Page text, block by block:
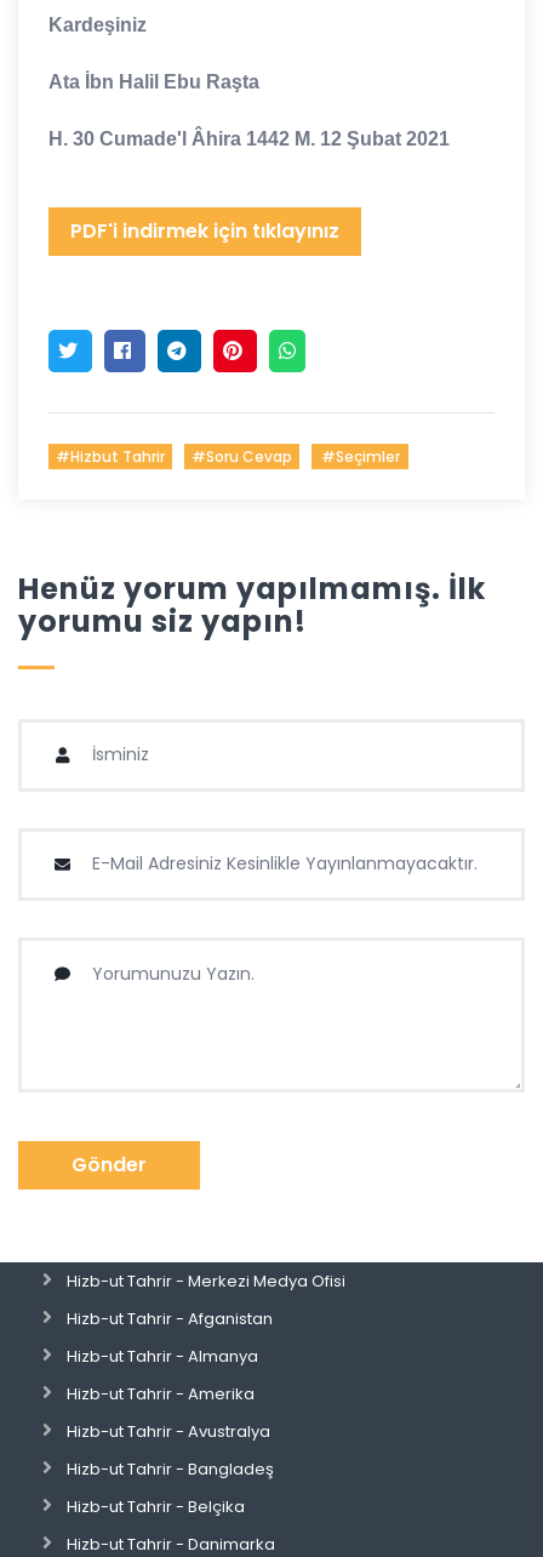
Kardeşiniz
Ata İbn Halil Ebu Raşta
H. 30 Cumade'l Âhira 1442 M. 12 Şubat 2021
PDF'i indirmek için tıklayınız
#Hizbut Tahrir #Soru Cevap #Seçimler
Henüz yorum yapılmamış. İlk
yorumu siz yapın!
Gönder
Hizb-ut Tahrir - Merkezi Medya Ofisi
Hizb-ut Tahrir - Afganistan
Hizb-ut Tahrir - Almanya
Hizb-ut Tahrir - Amerika
Hizb-ut Tahrir - Avustralya
Hizb-ut Tahrir - Bangladeş
Hizb-ut Tahrir - Belçika
Hizb-ut Tahrir - Danimarka